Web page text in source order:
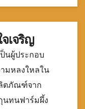
เจริญ
นผู้ประกอบ
มหลงใหลใน
ลิตภัณฑ์จาก
นทนฟาร์มผึ้ง